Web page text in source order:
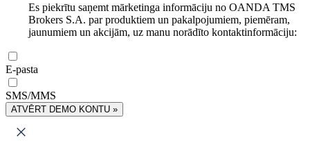
Es piekrītu saņemt mārketinga informāciju no OANDA TMS
Brokers S.A. par produktiem un pakalpojumiem, piemēram,
jaunumiem un akcijām, uz manu norādīto kontaktinformāciju:
E-pasta
SMS/MMS
ATVĒRT DEMO KONTU »